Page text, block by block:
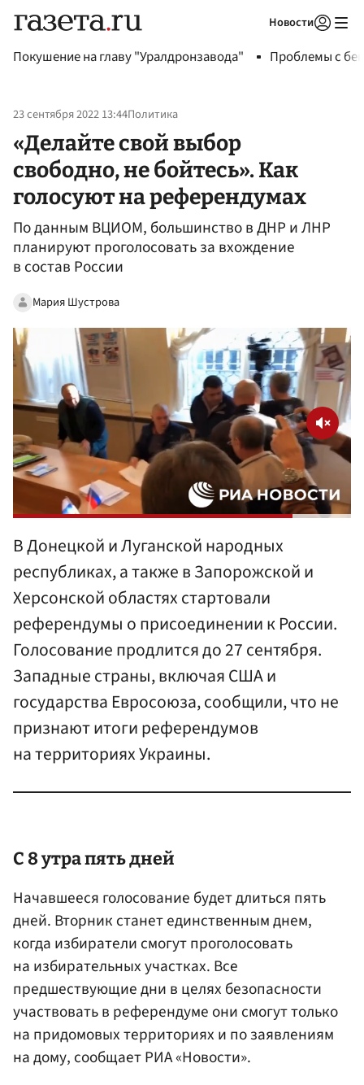
Новости
Покушение на главу "Уралдронзавода" Проблемы с
23 сентября 2022 13:44Политика
«Делайте свой выбор
свободно, не бойтесь». Как
голосуют на референдумах
По данным ВЦИОМ, большинство в ДНР и ЛНР
планируют проголосовать за вхождение
в состав России
Мария Шустрова
В Донецкой и Луганской народных
республиках, а также в Запорожской и
Херсонской областях стартовали
референдумы о присоединении к России.
Голосование продлится до 27 сентября.
Западные страны, включая США и
государства Евросоюза, сообщили, что не
признают итоги референдумов
на территориях Украины.
С 8 утра пять дней
Начавшееся голосование будет длиться пять
дней. Вторник станет единственным днем,
когда избиратели смогут проголосовать
на избирательных участках. Все
предшествующие дни в целях безопасности
участвовать в референдуме они смогут только
на придомовых территориях и по заявлениям
на дому, сообщает РИА «Новости».